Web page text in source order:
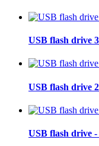
USB flash drive
USB flash drive
USB flash drive -